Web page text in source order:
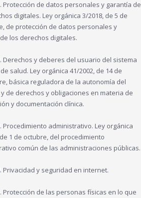
Protección de datos personales y garantía de
digitales. Ley orgánica 3/2018, de 5 de
de protección de datos personales y
los derechos digitales.
Derechos y deberes del usuario del sistema
salud. Ley orgánica 41/2002, de 14 de
básica reguladora de la autonomía del
de derechos y obligaciones en materia de
y documentación clínica.
Procedimiento administrativo. Ley orgánica
1 de octubre, del procedimiento
común de las administraciones públicas.
Privacidad y seguridad en internet.
Protección de las personas físicas en lo que